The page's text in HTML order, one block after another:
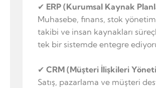
✔ ERP (Kurumsal Kaynak
Muhasebe, finans, stok
takibi ve insan kaynakları
tek bir sistemde entegre
✔ CRM (Müşteri İlişkileri
Satış, pazarlama ve müşteri